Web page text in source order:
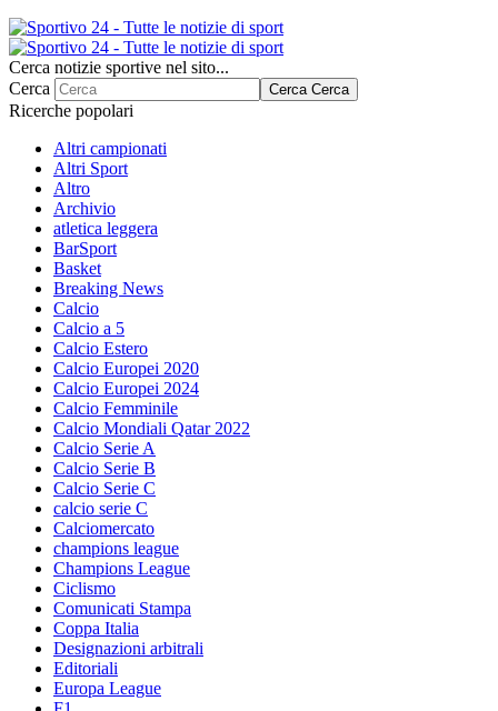
Cerca notizie sportive nel sito...
Cerca
Cerca Cerca
Ricerche popolari
Altri campionati
Altri Sport
Altro
Archivio
atletica leggera
BarSport
Basket
Breaking News
Calcio
Calcio a 5
Calcio Estero
Calcio Europei 2020
Calcio Europei 2024
Calcio Femminile
Calcio Mondiali Qatar 2022
Calcio Serie A
Calcio Serie B
Calcio Serie C
calcio serie C
Calciomercato
champions league
Champions League
Ciclismo
Comunicati Stampa
Coppa Italia
Designazioni arbitrali
Editoriali
Europa League